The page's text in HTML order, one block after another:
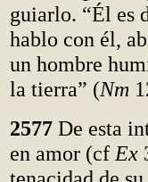
guiarlo. “Él es
hablo con él,
un hombre
la tierra” (Nm
2577 De esta
en amor (cf Ex